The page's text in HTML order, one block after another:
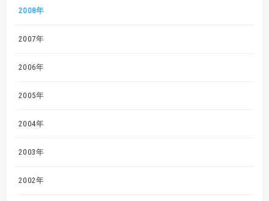
2008年
2007年
2006年
2005年
2004年
2003年
2002年